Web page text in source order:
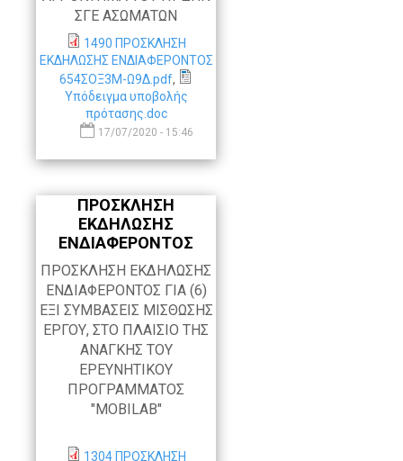
ΣΓΕ ΑΣΩΜΑΤΩΝ
1490 ΠΡΟΣΚΛΗΣΗ
ΕΚΔΗΛΩΣΗΣ ΕΝΔΙΑΦΕΡΟΝΤΟΣ
654ΣΟΞ3Μ-Ω9Δ.pdf,
Υπόδειγμα υποβολής
πρότασης.doc
17/07/2020 - 15:46
ΠΡΟΣΚΛΗΣΗ
ΕΚΔΗΛΩΣΗΣ
ΕΝΔΙΑΦΕΡΟΝΤΟΣ
ΠΡΟΣΚΛHΣΗ ΕΚΔΗΛΩΣΗΣ
ΕΝΔΙΑΦΕΡΟΝΤΟΣ ΓΙΑ (6)
ΕΞΙ ΣΥΜΒΑΣΕΙΣ ΜΙΣΘΩΣΗΣ
ΕΡΓΟΥ, ΣΤΟ ΠΛΑΙΣΙΟ ΤΗΣ
ΑΝΑΓΚΗΣ ΤΟΥ
ΕΡΕΥΝΗΤΙΚΟΥ
ΠΡΟΓΡΑΜΜΑΤΟΣ
"MOBILAB"
1304 ΠΡΟΣΚΛΗΣΗ